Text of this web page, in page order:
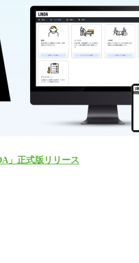
」正式版リリース